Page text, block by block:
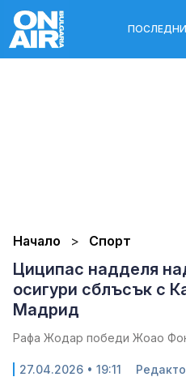
Начало Спорт
Циципас надделя
осигури сблъсък с
Мадрид
Рафа Жодар победи Жоао
27.04.2026 • 19:11